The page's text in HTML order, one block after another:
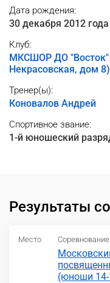
Дата рождения:
30 декабря 2012
Клуб:
МКСШОР ДО "Восток"
Некрасовская, дом 8)
Тренер(ы):
Коновалов Андрей
Спортивное звание:
1-й юношеский
Результаты
Место Соревнование
(юноши 14-